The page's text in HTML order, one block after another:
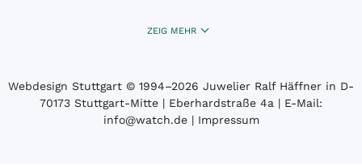
ZEIG MEHR
Webdesign Stuttgart © 1994­–2026 Juwelier Ralf Häffner in D-
70173 Stuttgart-Mitte | Eberhardstraße 4a | E-Mail:
info@watch.de|Impressum